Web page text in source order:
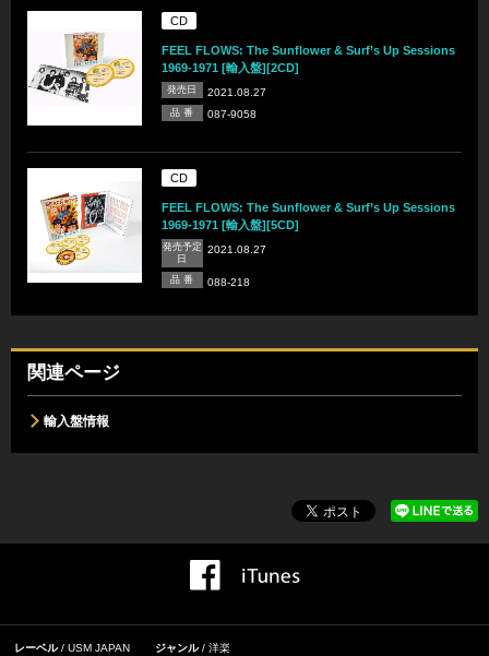
CD
FEEL FLOWS: The Sunflower & Surf’s Up Sessions
1969-1971 [輸入盤][2CD]
発売日 2021.08.27
品 番 087-9058
CD
FEEL FLOWS: The Sunflower & Surf’s Up Sessions
1969-1971 [輸入盤][5CD]
発売予定
日
2021.08.27
品 番 088-218
関連ページ
輸入盤情報
レーベル USM JAPAN ジャンル 洋楽